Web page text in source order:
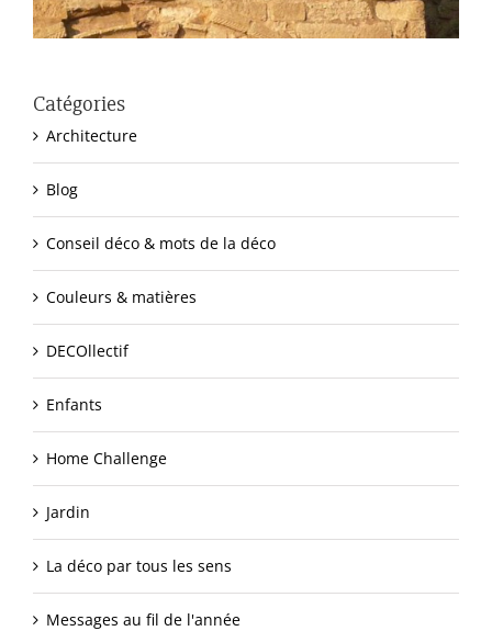
Catégories
Architecture
Blog
Conseil déco & mots de la déco
Couleurs & matières
DECOllectif
Enfants
Home Challenge
Jardin
La déco par tous les sens
Messages au fil de l'année